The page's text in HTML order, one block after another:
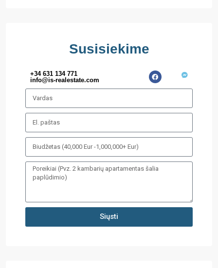
Susisiekime
+34 631 134 771
info@is-realestate.com
Siųsti